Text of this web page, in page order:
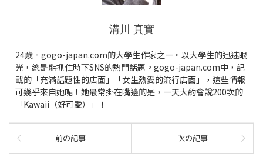
溝川 真實
24歳。gogo-japan.com的大學生作家之一。以大學生的迅速眼
光，總是能抓住時下SNS的熱門話題。gogo-japan.com中，記
載的「充滿話題性的店面」「女生熱愛的流行店面」，這些情報
可幾乎來自她呢！她最常掛在嘴邊的是，一天大約會說200次的
「Kawaii（好可愛）」！
前の記事 次の記事